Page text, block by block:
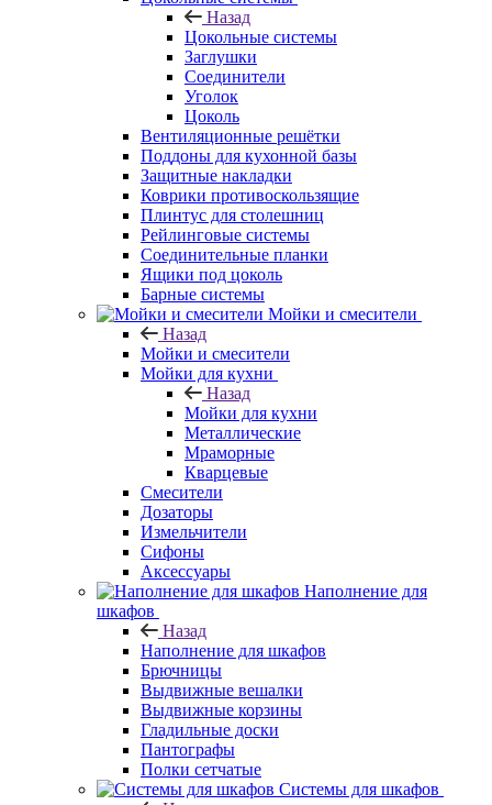
Назад
Цокольные системы
Заглушки
Соединители
Уголок
Цоколь
Вентиляционные решётки
Поддоны для кухонной базы
Защитные накладки
Коврики противоскользящие
Плинтус для столешниц
Рейлинговые системы
Соединительные планки
Ящики под цоколь
Барные системы
Мойки и смесители
Назад
Мойки и смесители
Мойки для кухни
Назад
Мойки для кухни
Металлические
Мраморные
Кварцевые
Смесители
Дозаторы
Измельчители
Сифоны
Аксессуары
Наполнение для
шкафов
Назад
Наполнение для шкафов
Брючницы
Выдвижные вешалки
Выдвижные корзины
Гладильные доски
Пантографы
Полки сетчатые
Системы для шкафов